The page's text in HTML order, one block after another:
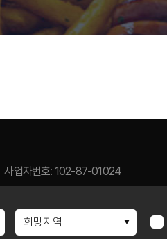
사업자번호: 102-87-01024
sinbiweb